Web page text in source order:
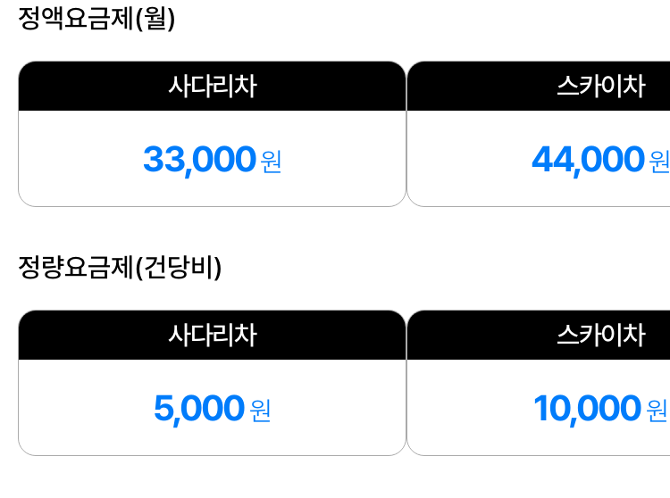
정액요금제(월)
사다리차
33,000원
스카이차
44,000원
정량요금제(건당비)
사다리차
5,000원
스카이차
10,000원